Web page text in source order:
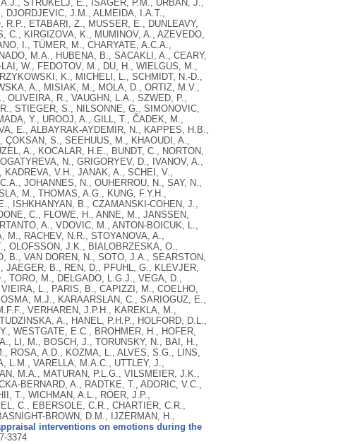
ŠTRUKELJ, E., ISAGER, P.M., URBAN, J.,
DJORDJEVIC, J.M., ALMEIDA, I.A.T.,
ETABARI, Z., MUSSER, E., DUNLEAVY,
C., KIRGIZOVA, K., MUMINOV, A., AZEVEDO,
I., TÜMER, M., CHARYATE, A.C.A.,
M.A., HUBENA, B., SACAKLI, A., CEARY,
W., FEDOTOV, M., DU, H., WIELGUS, M.,
K., MICHELI, L., SCHMIDT, N.-D.,
A., MISIAK, M., MOLA, D., ORTIZ, M.V.,
OLIVEIRA, R., VAUGHN, L.A., SZWED, P.,
STIEGER, S., NILSONNE, G., SIMONOVIC,
Y., UROOJ, A., GILL, T., ČADEK, M.,
E., ALBAYRAK-AYDEMIR, N., KAPPES, H.B.,
S., SEEHUUS, M., KHAOUDI, A.,
A., KOCALAR, H.E., BUNDT, C., NORTON,
N., GRIGORYEV, D., IVANOV, A.,
V.H., JANAK, A., SCHEI, V.,
JOHANNES, N., OUHERROU, N., SAY, N.,
M., THOMAS, A.G., KUNG, F.Y.H.,
ISHKHANYAN, B., CZAMANSKI-COHEN, J.,
C., FLOWE, H., ANNE, M., JANSSEN,
A., VDOVIC, M., ANTON-BOICUK, L.,
M., RACHEV, N.R., STOYANOVA, A.,
OLOFSSON, J.K., BIALOBRZESKA, O.,
B., VAN DOREN, N., SOTO, J.A., SEARSTON,
JAEGER, B., REN, D., PFUHL, G., KLEVJER,
TORO, M., DELGADO, L.G.J., VEGA, D.,
L., PARIS, B., CAPIZZI, M., COELHO,
M.J., KARAARSLAN, C., SARIOGUZ, E.,
VERHAREN, J.P.H., KAREKLA, M.,
A., HANEL, P.H.P., HOLFORD, D.L.,
WESTGATE, E.C., BROHMER, H., HOFER,
LI, M., BOSCH, J., TORUNSKY, N., BAI, H.,
ROSA, A.D., KOZMA, L., ALVES, S.G., LINS,
L.M., VARELLA, M.A.C., UTTLEY, J.,
M.A., MATURAN, P.L.G., VILSMEIER, J.K.,
BERNARD, A., RADTKE, T., ADORIC, V.C.,
T., WICHMAN, A.L., RÖER, J.P.,
C., EBERSOLE, C.R., CHARTIER, C.R.,
BROWN, D.M., IJZERMAN, H.,
interventions on emotions during the
3374